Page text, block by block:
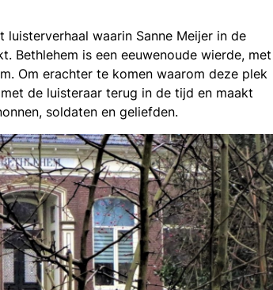
luisterverhaal waarin Sanne Meijer in de
Bethlehem is een eeuwenoude wierde, met
Om erachter te komen waarom deze plek
de luisteraar terug in de tijd en maakt
soldaten en geliefden.